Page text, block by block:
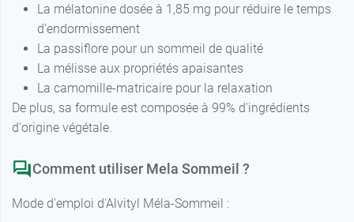
La mélatonine dosée à 1,85 mg pour réduire le temps
d'endormissement
La passiflore pour un sommeil de qualité
La mélisse aux propriétés apaisantes
La camomille-matricaire pour la relaxation
De plus, sa formule est composée à 99% d'ingrédients
d'origine végétale.
Comment utiliser Mela Sommeil ?
Mode d'emploi d'Alvityl Méla-Sommeil :